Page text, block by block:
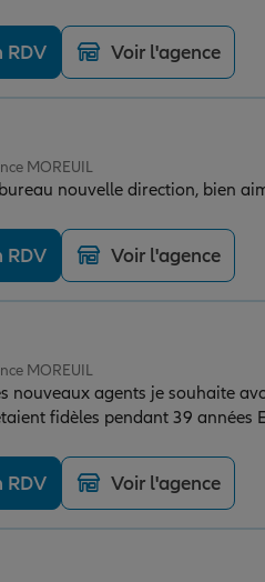
RDV Voir l'agence
MOREUIL
nouvelle direction, bien
RDV Voir l'agence
MOREUIL
nouveaux agents je souhaite
En ce qui concernent le personnel pas de soucis agréable
RDV Voir l'agence